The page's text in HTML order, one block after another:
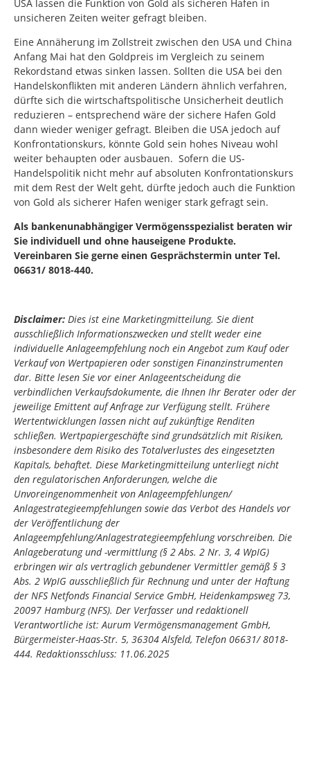
USA lassen die Funktion von Gold als sicheren Hafen in
unsicheren Zeiten weiter gefragt bleiben.
Eine Annäherung im Zollstreit zwischen den USA und China
Anfang Mai hat den Goldpreis im Vergleich zu seinem
Rekordstand etwas sinken lassen. Sollten die USA bei den
Handelskonflikten mit anderen Ländern ähnlich verfahren,
dürfte sich die wirtschaftspolitische Unsicherheit deutlich
reduzieren – entsprechend wäre der sichere Hafen Gold
dann wieder weniger gefragt. Bleiben die USA jedoch auf
Konfrontationskurs, könnte Gold sein hohes Niveau wohl
weiter behaupten oder ausbauen. Sofern die US-
Handelspolitik nicht mehr auf absoluten Konfrontationskurs
mit dem Rest der Welt geht, dürfte jedoch auch die Funktion
von Gold als sicherer Hafen weniger stark gefragt sein.
Als bankenunabhängiger Vermögensspezialist beraten wir
Sie individuell und ohne hauseigene Produkte.
Vereinbaren Sie gerne einen Gesprächstermin unter Tel.
06631/ 8018-440.
Disclaimer: Dies ist eine Marketingmitteilung. Sie dient
ausschließlich Informationszwecken und stellt weder eine
individuelle Anlageempfehlung noch ein Angebot zum Kauf oder
Verkauf von Wertpapieren oder sonstigen Finanzinstrumenten
dar. Bitte lesen Sie vor einer Anlageentscheidung die
verbindlichen Verkaufsdokumente, die Ihnen Ihr Berater oder der
jeweilige Emittent auf Anfrage zur Verfügung stellt. Frühere
Wertentwicklungen lassen nicht auf zukünftige Renditen
schließen. Wertpapiergeschäfte sind grundsätzlich mit Risiken,
insbesondere dem Risiko des Totalverlustes des eingesetzten
Kapitals, behaftet. Diese Marketingmitteilung unterliegt nicht
den regulatorischen Anforderungen, welche die
Unvoreingenommenheit von Anlageempfehlungen/
Anlagestrategieempfehlungen sowie das Verbot des Handels vor
der Veröffentlichung der
Anlageempfehlung/Anlagestrategieempfehlung vorschreiben. Die
Anlageberatung und -vermittlung (§ 2 Abs. 2 Nr. 3, 4 WpIG)
erbringen wir als vertraglich gebundener Vermittler gemäß § 3
Abs. 2 WpIG ausschließlich für Rechnung und unter der Haftung
der NFS Netfonds Financial Service GmbH, Heidenkampsweg 73,
20097 Hamburg (NFS). Der Verfasser und redaktionell
Verantwortliche ist: Aurum Vermögensmanagement GmbH,
Bürgermeister-Haas-Str. 5, 36304 Alsfeld, Telefon 06631/ 8018-
444. Redaktionsschluss: 11.06.2025